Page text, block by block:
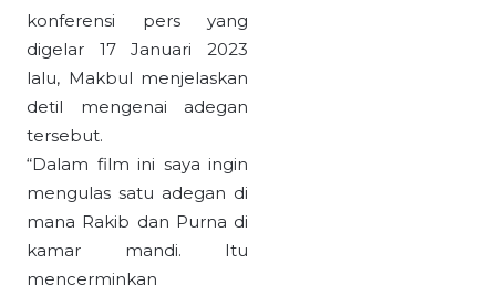
konferensi pers yang
digelar 17 Januari 2023
lalu, Makbul menjelaskan
detil mengenai adegan
tersebut.
“Dalam film ini saya ingin
mengulas satu adegan di
mana Rakib dan Purna di
kamar mandi. Itu
mencerminkan